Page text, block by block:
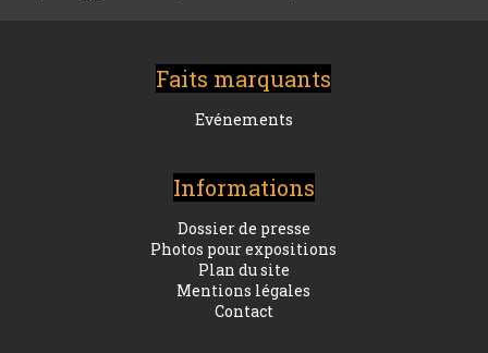
Faits marquants
Evénements
Informations
Dossier de presse
Photos pour expositions
Plan du site
Mentions légales
Contact